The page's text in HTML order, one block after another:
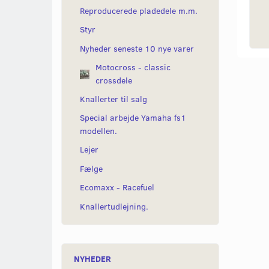
Reproducerede pladedele m.m.
Styr
Nyheder seneste 10 nye varer
Motocross - classic
crossdele
Knallerter til salg
Special arbejde Yamaha fs1
modellen.
Lejer
Fælge
Ecomaxx - Racefuel
Knallertudlejning.
NYHEDER